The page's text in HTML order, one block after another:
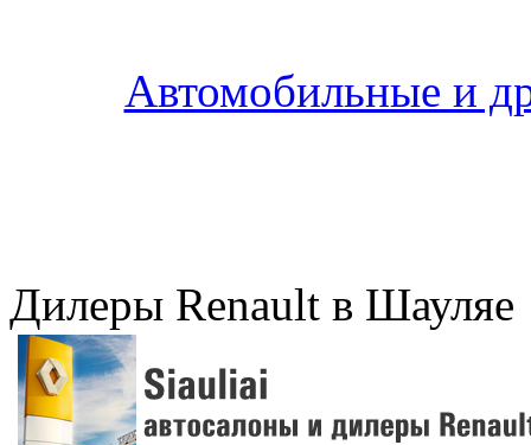
Автомобильные и
Дилеры Renault в Шауляе